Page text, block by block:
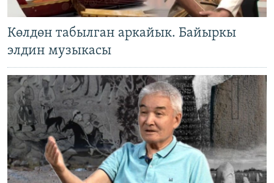
Көлдөн табылган аркайык. Байыркы
элдин музыкасы